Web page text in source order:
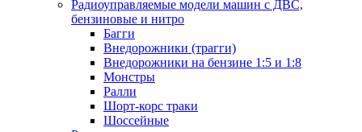
Радиоуправляемые модели машин с ДВС,
бензиновые и нитро
Багги
Внедорожники (трагги)
Внедорожники на бензине 1:5 и 1:8
Монстры
Ралли
Шорт-корс траки
Шоссейные